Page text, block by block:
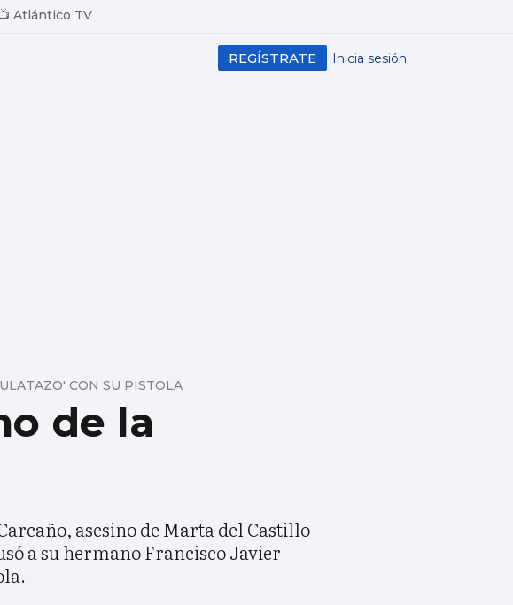
Atlántico TV
Inicia sesión
REGÍSTRATE
de la
CON SU PISTOLA
asesino de Marta del Castillo
a su hermano Francisco Javier